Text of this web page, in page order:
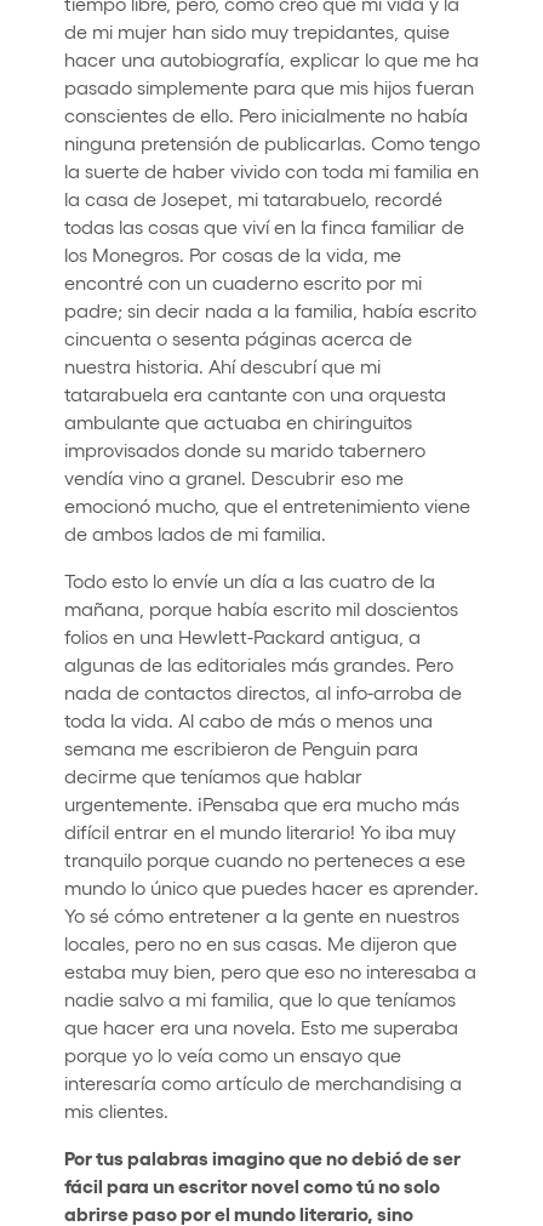
de mi mujer han sido muy trepidantes, quise
hacer una autobiografía, explicar lo que me ha
pasado simplemente para que mis hijos fueran
conscientes de ello. Pero inicialmente no había
ninguna pretensión de publicarlas. Como tengo
la suerte de haber vivido con toda mi familia en
la casa de Josepet, mi tatarabuelo, recordé
todas las cosas que viví en la finca familiar de
los Monegros. Por cosas de la vida, me
encontré con un cuaderno escrito por mi
padre; sin decir nada a la familia, había escrito
cincuenta o sesenta páginas acerca de
nuestra historia. Ahí descubrí que mi
tatarabuela era cantante con una orquesta
ambulante que actuaba en chiringuitos
improvisados donde su marido tabernero
vendía vino a granel. Descubrir eso me
emocionó mucho, que el entretenimiento viene
de ambos lados de mi familia.
Todo esto lo envíe un día a las cuatro de la
mañana, porque había escrito mil doscientos
folios en una Hewlett-Packard antigua, a
algunas de las editoriales más grandes. Pero
nada de contactos directos, al info-arroba de
toda la vida. Al cabo de más o menos una
semana me escribieron de Penguin para
decirme que teníamos que hablar
urgentemente. ¡Pensaba que era mucho más
difícil entrar en el mundo literario! Yo iba muy
tranquilo porque cuando no perteneces a ese
mundo lo único que puedes hacer es aprender.
Yo sé cómo entretener a la gente en nuestros
locales, pero no en sus casas. Me dijeron que
estaba muy bien, pero que eso no interesaba a
nadie salvo a mi familia, que lo que teníamos
que hacer era una novela. Esto me superaba
porque yo lo veía como un ensayo que
interesaría como artículo de merchandising a
mis clientes.
Por tus palabras imagino que no debió de ser
fácil para un escritor novel como tú no solo
abrirse paso por el mundo literario, sino